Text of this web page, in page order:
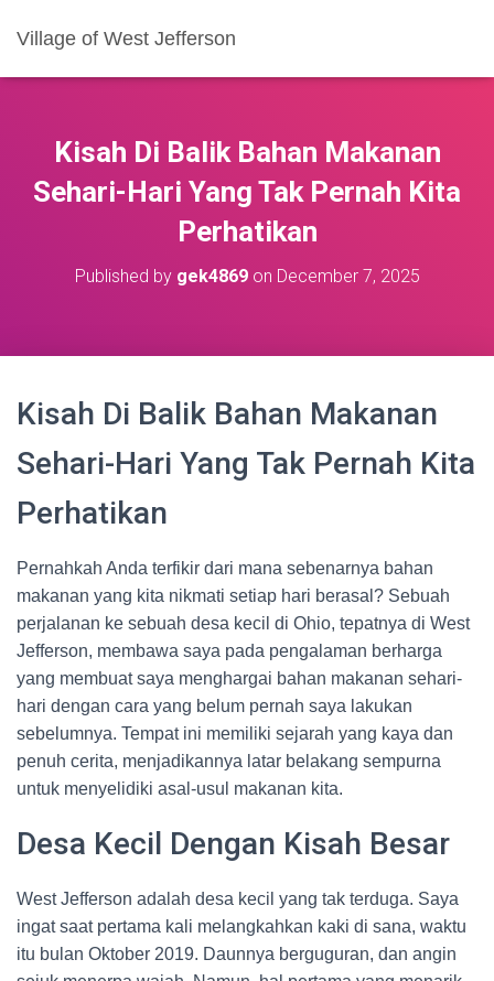
Village of West Jefferson
Kisah Di Balik Bahan Makanan
Sehari-Hari Yang Tak Pernah Kita
Perhatikan
Published by gek4869on December 7, 2025
Kisah Di Balik Bahan Makanan
Sehari-Hari Yang Tak Pernah Kita
Perhatikan
Pernahkah Anda terfikir dari mana sebenarnya bahan
makanan yang kita nikmati setiap hari berasal? Sebuah
perjalanan ke sebuah desa kecil di Ohio, tepatnya di West
Jefferson, membawa saya pada pengalaman berharga
yang membuat saya menghargai bahan makanan sehari-
hari dengan cara yang belum pernah saya lakukan
sebelumnya. Tempat ini memiliki sejarah yang kaya dan
penuh cerita, menjadikannya latar belakang sempurna
untuk menyelidiki asal-usul makanan kita.
Desa Kecil Dengan Kisah Besar
West Jefferson adalah desa kecil yang tak terduga. Saya
ingat saat pertama kali melangkahkan kaki di sana, waktu
itu bulan Oktober 2019. Daunnya berguguran, dan angin